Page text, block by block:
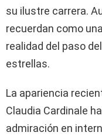
su ilustre carrera.
recuerdan como
realidad del paso
estrellas.
La apariencia
Claudia Cardinale
admiración en